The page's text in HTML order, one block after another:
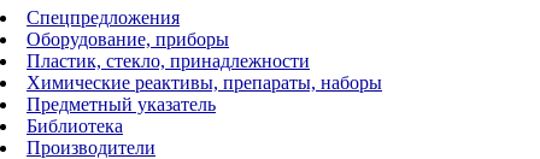
Спецпредложения
Оборудование, приборы
Пластик, стекло, принадлежности
Химические реактивы, препараты, наборы
Предметный указатель
Библиотека
Производители